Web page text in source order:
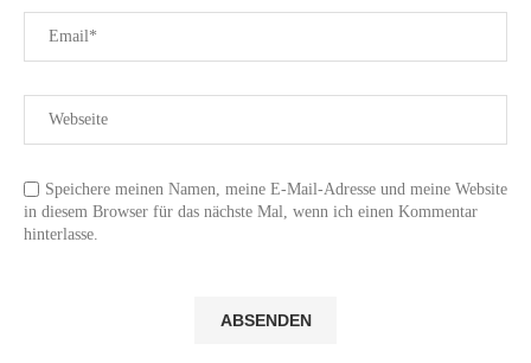
Speichere meinen Namen, meine E-Mail-Adresse und meine Website
in diesem Browser für das nächste Mal, wenn ich einen Kommentar
hinterlasse.